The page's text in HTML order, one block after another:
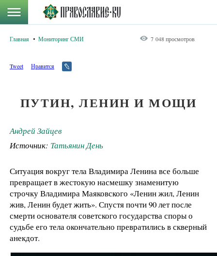
Главная Мониторинг СМИ 7 048 просмотров
Tweet Нравится
ПУТИН, ЛЕНИН И МОЩИ
Андрей Зайцев
Источник: Татьянин День
Ситуация вокруг тела Владимира Ленина все больше
превращает в жестокую насмешку знаменитую
строчку Владимира Маяковского «Ленин жил, Ленин
жив, Ленин будет жить». Спустя почти 90 лет после
смерти основателя советского государства споры о
судьбе его тела окончательно превратились в скверный
анекдот.